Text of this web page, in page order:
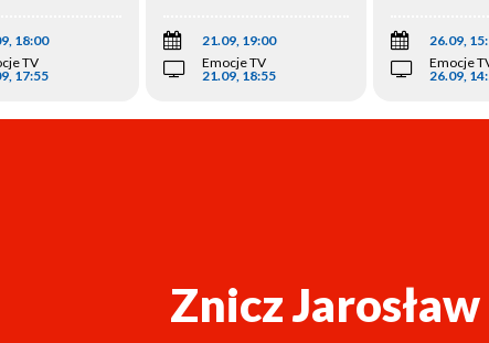
18:00
TV
17:55
21.09, 19:00
Emocje TV
21.09, 18:55
26.09,
Emocje
26.09,
Znicz Jarosław